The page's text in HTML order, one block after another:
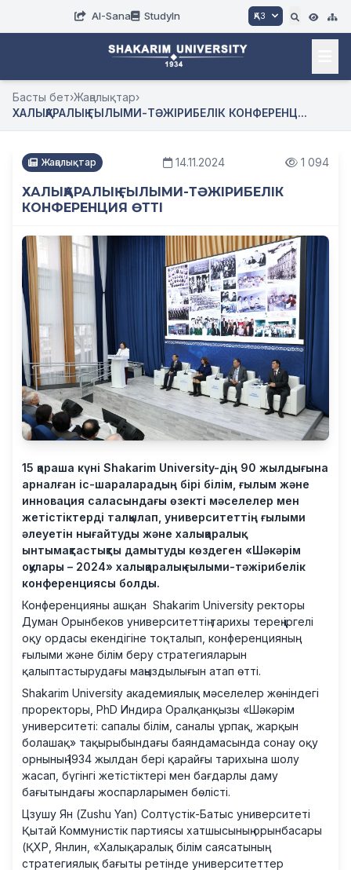
AI-Sana StudyIn ҚАЗ
Басты бет›Жаңалықтар›
ХАЛЫҚАРАЛЫҚ ҒЫЛЫМИ-ТӘЖІРИБЕЛІК КОНФЕРЕНЦ...
Жаңалықтар 14.11.2024 1 094
ХАЛЫҚАРАЛЫҚ ҒЫЛЫМИ-ТӘЖІРИБЕЛІК
КОНФЕРЕНЦИЯ ӨТТІ
15 қараша күні Shakarim University-дің 90 жылдығына
арналған іс-шараларадың бірі білім, ғылым және
инновация саласындағы өзекті мәселелер мен
жетістіктерді талқылап, университеттің ғылыми
әлеуетін нығайтуды және халықаралық
ынтымақтастықты дамытуды көздеген «Шәкәрім
оқулары – 2024» халықаралық ғылыми-тәжірибелік
конференциясы болды.
Конференцияны ашқан Shakarim University ректоры
Думан Орынбеков университеттің тарихы терең іргелі
оқу ордасы екендігіне тоқталып, конференцияның
ғылыми және білім беру стратегияларын
қалыптастырудағы маңыздылығын атап өтті.
Shakarim University академиялық мәселелер жөніндегі
проректоры, PhD Индира Оралқанқызы «Шәкәрім
университеті: сапалы білім, саналы ұрпақ, жарқын
болашақ» тақырыбындағы баяндамасында сонау оқу
орнының 1934 жылдан бері қарайғы тарихына шолу
жасап, бүгінгі жетістіктері мен бағдарлы даму
бағытындағы жоспарларымен бөлісті.
Цзушу Ян (Zushu Yan) Солтүстік-Батыс университеті
Қытай Коммунистік партиясы хатшысының орынбасары
(ҚХР, Янлин, «Халықаралық білім саясатының
стратегиялық бағыты ретінде университеттер